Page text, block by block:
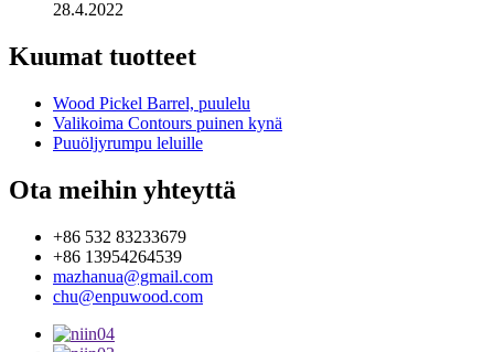
28.4.2022
Kuumat tuotteet
Wood Pickel Barrel, puulelu
Valikoima Contours puinen kynä
Puuöljyrumpu leluille
Ota meihin yhteyttä
+86 532 83233679
+86 13954264539
mazhanua@gmail.com
chu@enpuwood.com